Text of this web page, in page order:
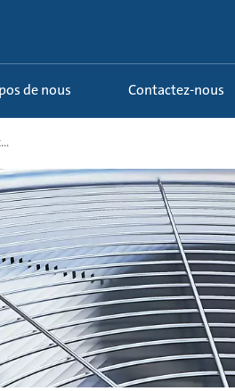
de nous Contactez-nous